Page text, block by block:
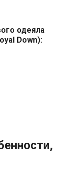
одеяла
Down):